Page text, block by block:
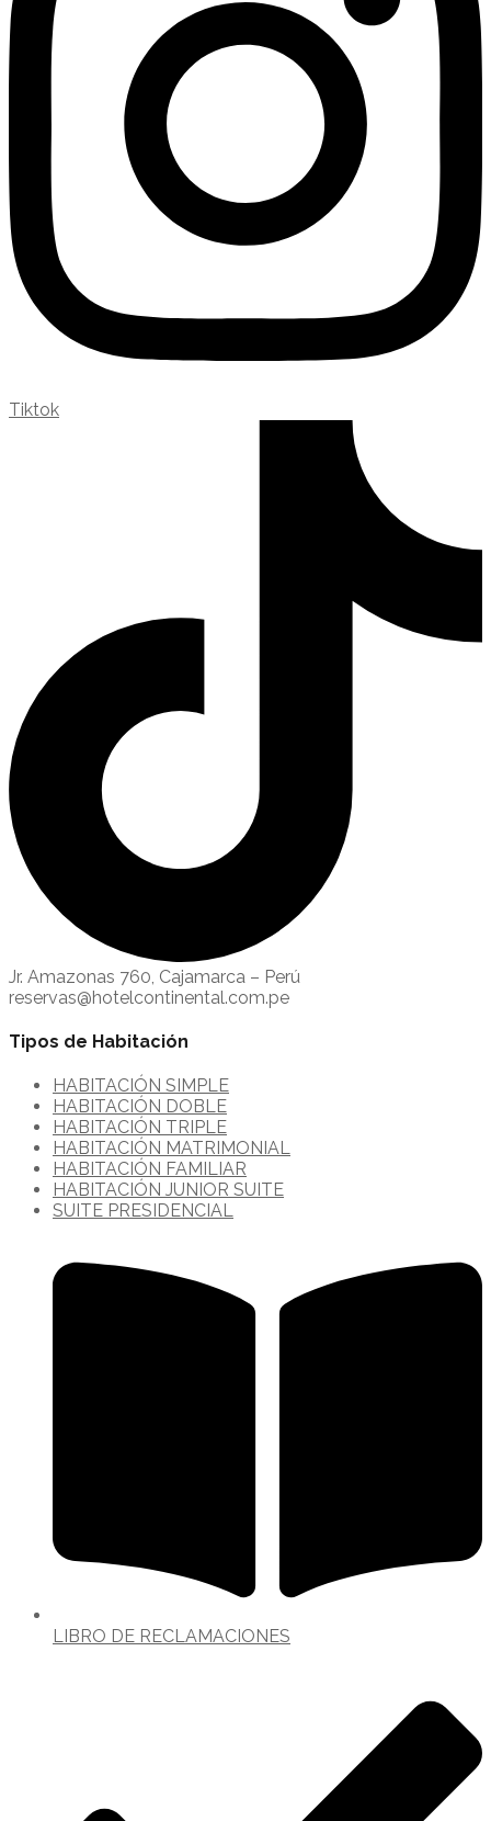
Tiktok
Jr. Amazonas 760, Cajamarca – Perú
reservas@hotelcontinental.com.pe
Tipos de Habitación
HABITACIÓN SIMPLE
HABITACIÓN DOBLE
HABITACIÓN TRIPLE
HABITACIÓN MATRIMONIAL
HABITACIÓN FAMILIAR
HABITACIÓN JUNIOR SUITE
SUITE PRESIDENCIAL
LIBRO DE RECLAMACIONES